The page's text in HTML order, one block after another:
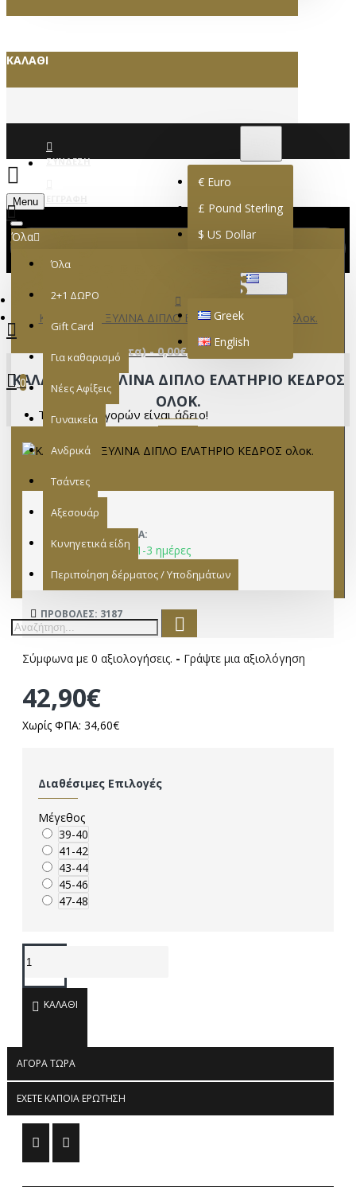
ΚΑΛΆΘΙ
ΣΎΝΔΕΣΗ
€ Euro
£ Pound Sterling
$ US Dollar
Greek
English
Menu
0 προϊόν(τα) - 0,00€
0
Το καλάθι αγορών είναι άδειο!
Όλα
Όλα
2+1 ΔΩΡΟ
Gift Card
Για καθαρισμό
Νέες Αφίξεις
Γυναικεία
Ανδρικά
Τσάντες
Αξεσουάρ
Κυνηγετικά είδη
Περιποίηση δέρματος / Υποδημάτων
ΚΑΛΑΠΟΔΙΑ ΞΥΛΙΝΑ ΔΙΠΛΟ ΕΛΑΤΗΡΙΟ ΚΕΔΡΟΣ ολοκ.
ΚΑΛΑΠΟΔΙΑ ΞΥΛΙΝΑ ΔΙΠΛΟ ΕΛΑΤΗΡΙΟ ΚΕΔΡΟΣ
ΟΛΟΚ.
ΔΙΑΘΕΣΙΜΌΤΗΤΑ:
Παράδοση σε 1-3 ημέρες
ΚΑΤΑΣΚΕΥΑΣΤΉΣ:
ΜΟΝΤΈΛΟ:
15402004
ΠΡΟΒΟΛΈΣ: 3187
Σύμφωνα με 0 αξιολογήσεις. - Γράψτε μια αξιολόγηση
42,90€
Χωρίς ΦΠΑ: 34,60€
Διαθέσιμες Επιλογές
Μέγεθος
39-40
41-42
43-44
45-46
47-48
ΚΑΛΆΘΙ
ΑΓΟΡΆ ΤΏΡΑ
ΈΧΕΤΕ ΚΆΠΟΙΑ ΕΡΏΤΗΣΗ